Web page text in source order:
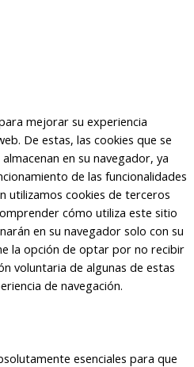
mejorar su experiencia
De estas, las cookies que se
en su navegador, ya
de las funcionalidades
utilizamos cookies de terceros
cómo utiliza este sitio
en su navegador solo con su
la opción de optar por no recibir
voluntaria de algunas de estas
de navegación.
esenciales para que